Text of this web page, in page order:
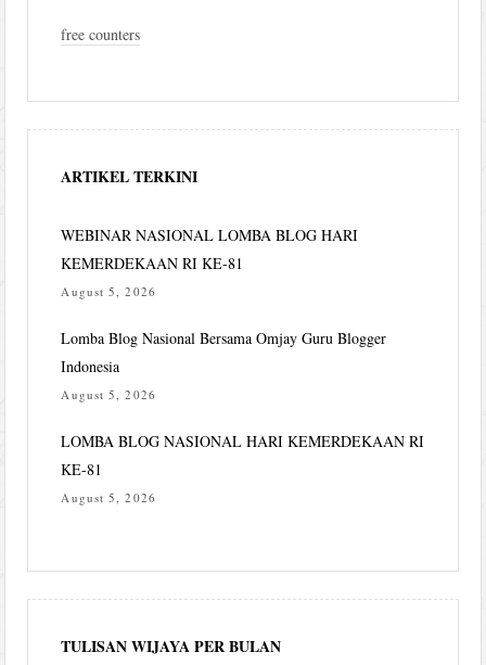
free counters
ARTIKEL TERKINI
WEBINAR NASIONAL LOMBA BLOG HARI
KEMERDEKAAN RI KE-81
August 5, 2026
Lomba Blog Nasional Bersama Omjay Guru Blogger
Indonesia
August 5, 2026
LOMBA BLOG NASIONAL HARI KEMERDEKAAN RI
KE-81
August 5, 2026
TULISAN WIJAYA PER BULAN